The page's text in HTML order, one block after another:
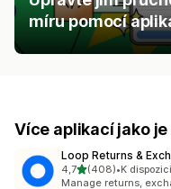
míru pomocí
Více aplikací jako
Loop Returns &
4,7z 5 hvězd
(408)
Celkový počet
•K
Manage returns,